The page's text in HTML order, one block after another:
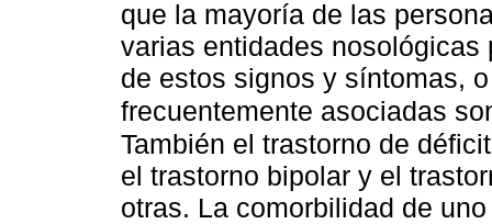
que la mayoría de las
varias entidades
de estos signos y síntomas,
frecuentemente asociadas
También el trastorno de
el trastorno bipolar y el
otras. La comorbilidad de